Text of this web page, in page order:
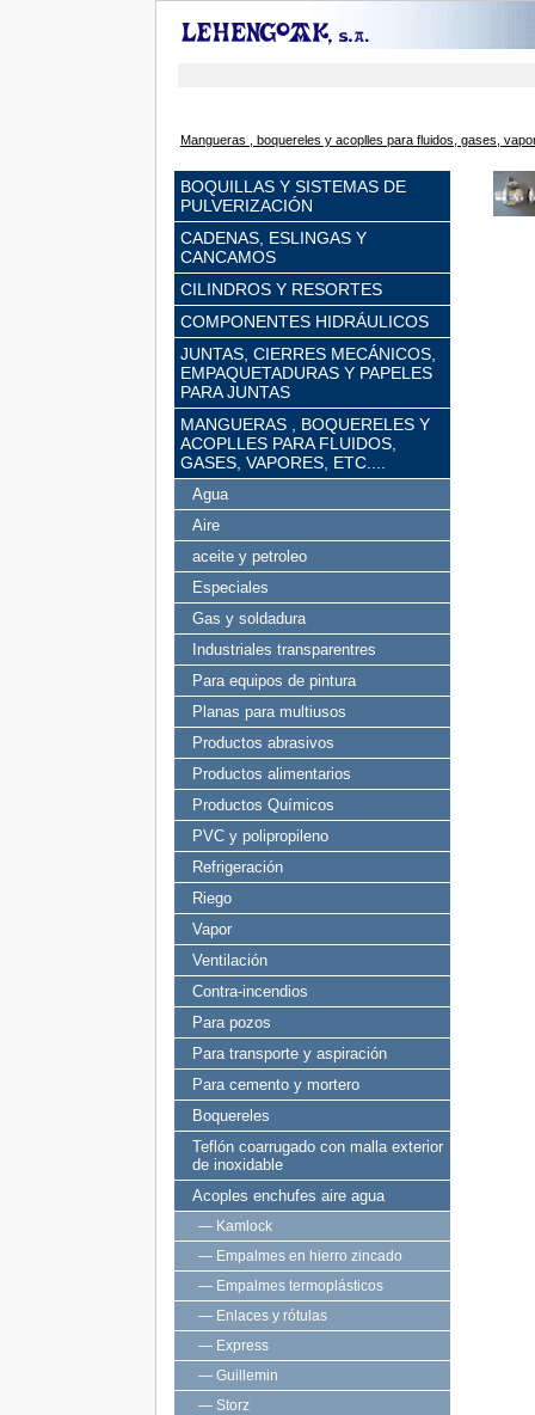
Mangueras , boquereles y acoplles para fluidos, gases,
BOQUILLAS Y SISTEMAS DE
PULVERIZACIÓN
CADENAS, ESLINGAS Y
CANCAMOS
CILINDROS Y RESORTES
COMPONENTES HIDRÁULICOS
JUNTAS, CIERRES MECÁNICOS,
EMPAQUETADURAS Y PAPELES
PARA JUNTAS
MANGUERAS , BOQUERELES Y
ACOPLLES PARA FLUIDOS,
GASES, VAPORES, ETC....
Agua
Aire
aceite y petroleo
Especiales
Gas y soldadura
Industriales transparentres
Para equipos de pintura
Planas para multiusos
Productos abrasivos
Productos alimentarios
Productos Químicos
PVC y polipropileno
Refrigeración
Riego
Vapor
Ventilación
Contra-incendios
Para pozos
Para transporte y aspiración
Para cemento y mortero
Boquereles
Teflón coarrugado con malla exterior
de inoxidable
Acoples enchufes aire agua
— Kamlock
— Empalmes en hierro zincado
— Empalmes termoplásticos
— Enlaces y rótulas
— Express
— Guillemin
— Storz